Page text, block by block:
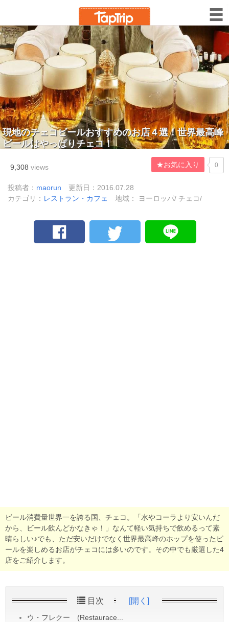
現地のチェコビールおすすめのお店４選！世界最高峰
ビールはやっぱりチェコ！
9,308 views ★お気に入り 0
投稿者： maorun
更新日：2016.07.28
カテゴリ： レストラン・カフェ 地域： ヨーロッパ/ チェコ/
ビール消費量世界一を誇る国、チェコ。「水やコーラより安いんだ
から、ビール飲んどかなきゃ！」なんて軽い気持ちで飲めるって素
晴らしい♪でも、ただ安いだけでなく世界最高峰のホップを使ったビ
ールを楽しめるお店がチェコには多いのです。その中でも厳選した4
店をご紹介します。
目次 [開く]
ウ・フレクー (Restaurace...